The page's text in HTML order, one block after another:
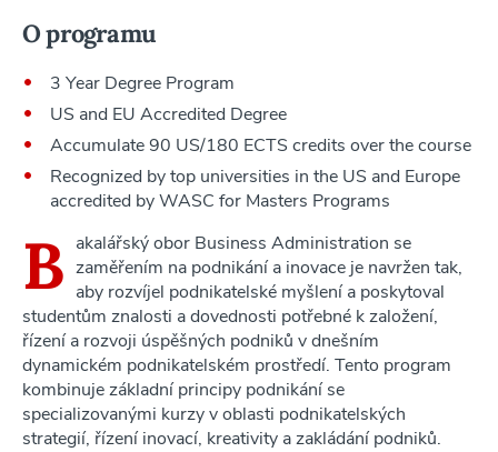
O programu
3 Year Degree Program
US and EU Accredited Degree
Accumulate 90 US/180 ECTS credits over the course
Recognized by top universities in the US and Europe
accredited by WASC for Masters Programs
B akalářský obor Business Administration se
zaměřením na podnikání a inovace je navržen tak,
aby rozvíjel podnikatelské myšlení a poskytoval
studentům znalosti a dovednosti potřebné k založení,
řízení a rozvoji úspěšných podniků v dnešním
dynamickém podnikatelském prostředí. Tento program
kombinuje základní principy podnikání se
specializovanými kurzy v oblasti podnikatelských
strategií, řízení inovací, kreativity a zakládání podniků.